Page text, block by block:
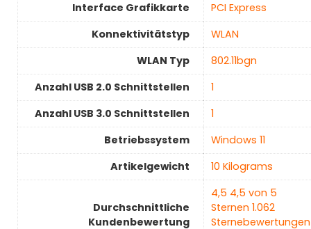
Interface Grafikkarte
‎PCI Express
Konnektivitätstyp
‎WLAN
WLAN Typ
‎802.11bgn
Anzahl USB 2.0 Schnittstellen
1
Anzahl USB 3.0 Schnittstellen
1
Betriebssystem
‎Windows 11
Artikelgewicht
‎10 Kilograms
Durchschnittliche
Kundenbewertung
4,5 4,5 von 5
Sternen 1.062
Sternebewertungen